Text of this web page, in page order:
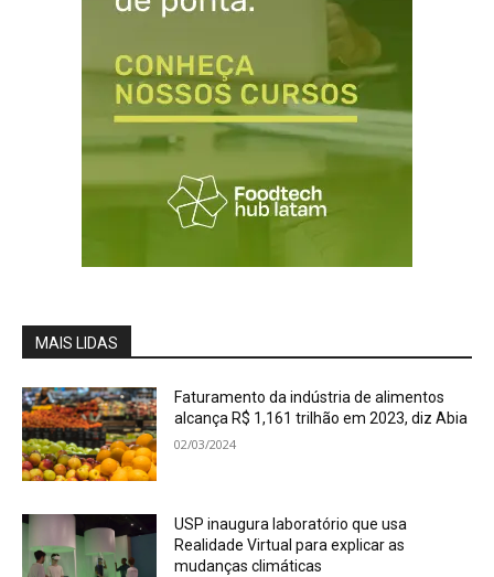
MAIS LIDAS
Faturamento da indústria de alimentos
alcança R$ 1,161 trilhão em 2023, diz Abia
02/03/2024
USP inaugura laboratório que usa
Realidade Virtual para explicar as
mudanças climáticas